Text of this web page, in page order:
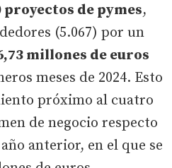
proyectos de pymes,
(5.067) por un
millones de euros
meses de 2024. Esto
próximo al cuatro
de negocio respecto
anterior, en el que se